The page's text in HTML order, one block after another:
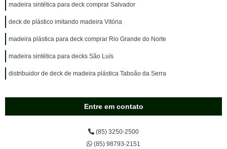
madeira sintética para deck comprar Salvador
deck de plástico imitando madeira Vitória
madeira plástica para deck comprar Rio Grande do Norte
madeira sintética para decks São Luís
distribuidor de deck de madeira plástica Taboão da Serra
Entre em contato
(85) 3250-2500
(85) 98793-2151